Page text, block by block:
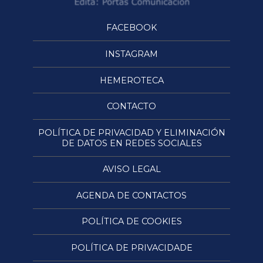
FACEBOOK
INSTAGRAM
HEMEROTECA
CONTACTO
POLÍTICA DE PRIVACIDAD Y ELIMINACIÓN
DE DATOS EN REDES SOCIALES
AVISO LEGAL
AGENDA DE CONTACTOS
POLÍTICA DE COOKIES
POLÍTICA DE PRIVACIDADE